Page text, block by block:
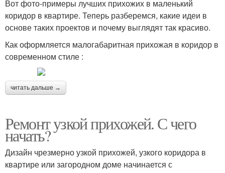
Вот фото-примеры лучших прихожих в маленький
коридор в квартире. Теперь разберемся, какие идеи в
основе таких проектов и почему выглядят так красиво.
Как оформляется малогабаритная прихожая в коридор в
современном стиле :
читать дальше →
Ремонт узкой прихожей. С чего
начать?
Дизайн чрезмерно узкой прихожей, узкого коридора в
квартире или загородном доме начинается с